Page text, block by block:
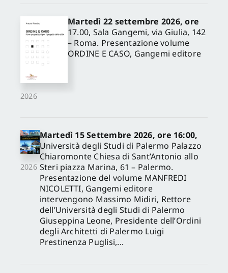
2026
Martedì 22 settembre 2026, ore
17.00, Sala Gangemi, via Giulia, 142
– Roma. Presentazione volume
ORDINE E CASO, Gangemi editore
2026
Martedì 15 Settembre 2026, ore 16:00,
Università degli Studi di Palermo Palazzo
Chiaromonte Chiesa di Sant’Antonio allo
Steri piazza Marina, 61 – Palermo.
Presentazione del volume MANFREDI
NICOLETTI, Gangemi editore
intervengono Massimo Midiri, Rettore
dell’Università degli Studi di Palermo
Giuseppina Leone, Presidente dell’Ordini
degli Architetti di Palermo Luigi
Prestinenza Puglisi,...